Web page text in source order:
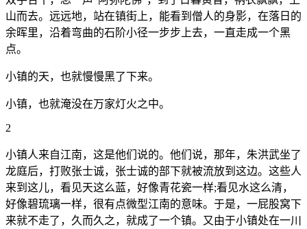
山而去。远远地，站在镇街上，能看到僧人的身影，在落日的
余晖里，沿着弯曲的石阶小径一步步上去，一直走成一个黑
点。
小镇的天，也就慢慢黑了下来。
小镇，也就淹没在万家灯火之中。
2
小镇人来自江南，这是他们说的。他们说，那年，朱洪武坐了
龙庭后，打败张士诚，张士诚的部下就被流放到这边。这些人
来到这儿，看见天这么蓝，好像青花瓷一样;看见水这么清，
好像碧琉璃一样，很有点微型江南的意味。于是，一屁股窝下
来就不走了，久而久之，就成了一个镇。又由于小镇处在一川